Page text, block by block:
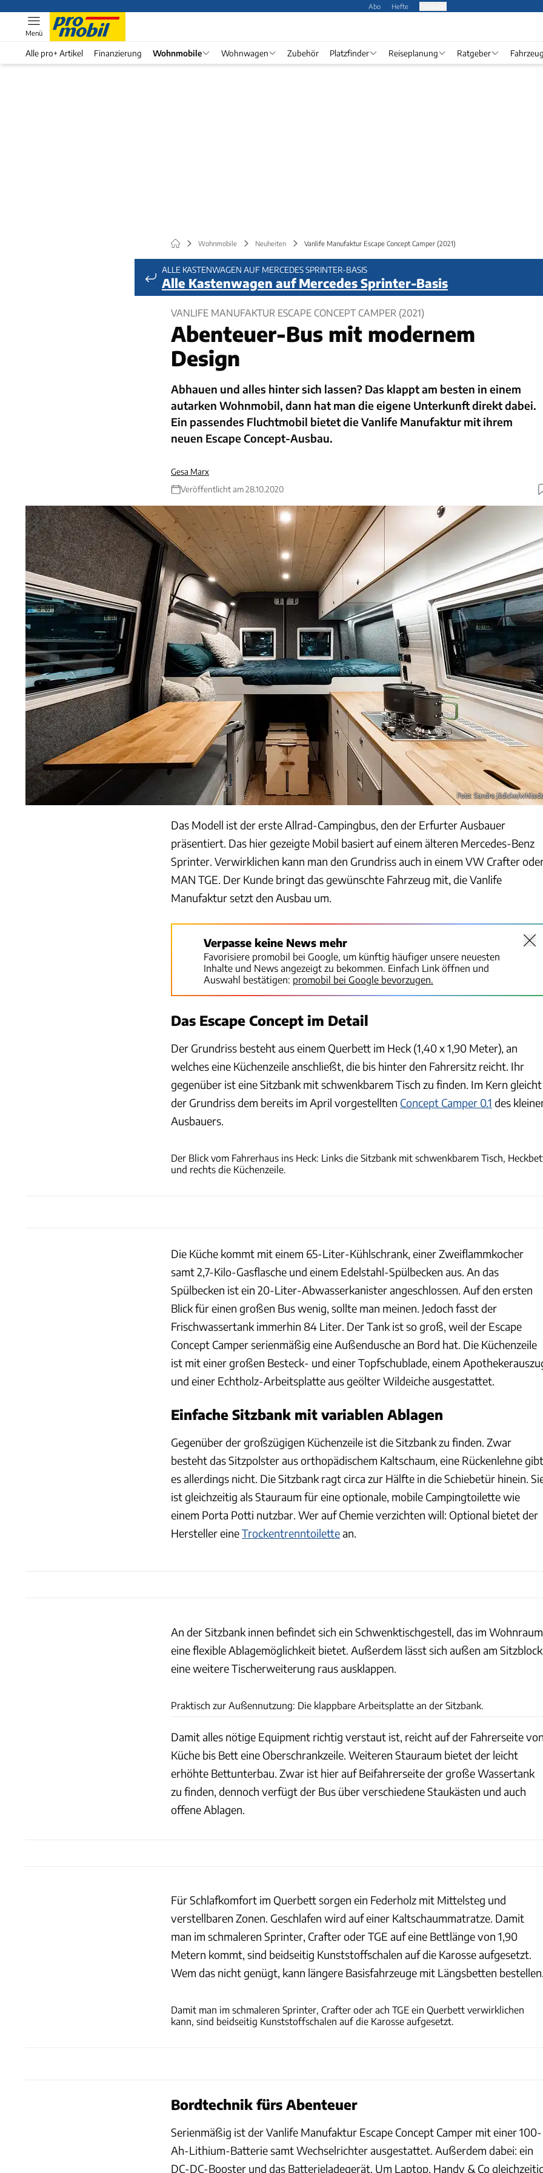
Abo Hefte
Menü
Alle pro+ Artikel Finanzierung Wohnmobile Wohnwagen Zubehör Platzfinder Reiseplanung Ratgeber
Wohnmobile Neuheiten Vanlife Manufaktur Escape Concept Camper (2021)
ALLE KASTENWAGEN AUF MERCEDES SPRINTER-BASIS
Alle Kastenwagen auf Mercedes Sprinter-Basis
VANLIFE MANUFAKTUR ESCAPE CONCEPT CAMPER (2021)
Abenteuer-Bus mit modernem
Design
Abhauen und alles hinter sich lassen? Das klappt am besten in einem
autarken Wohnmobil, dann hat man die eigene Unterkunft direkt dabei.
Ein passendes Fluchtmobil bietet die Vanlife Manufaktur mit ihrem
neuen Escape Concept-Ausbau.
Gesa Marx
Veröffentlicht am 28.10.2020
Foto: Sandro Jödicke/
Das Modell ist der erste Allrad-Campingbus, den der Erfurter Ausbauer
präsentiert. Das hier gezeigte Mobil basiert auf einem älteren Mercedes-Benz
Sprinter. Verwirklichen kann man den Grundriss auch in einem VW Crafter
MAN TGE. Der Kunde bringt das gewünschte Fahrzeug mit, die Vanlife
Manufaktur setzt den Ausbau um.
Verpasse keine News mehr
Favorisiere promobil bei Google, um künftig häufiger unsere neuesten
Inhalte und News angezeigt zu bekommen. Einfach Link öffnen und
Auswahl bestätigen: promobil bei Google bevorzugen.
Das Escape Concept im Detail
Der Grundriss besteht aus einem Querbett im Heck (1,40 x 1,90 Meter), an
welches eine Küchenzeile anschließt, die bis hinter den Fahrersitz reicht. Ihr
gegenüber ist eine Sitzbank mit schwenkbarem Tisch zu finden. Im Kern gleicht
der Grundriss dem bereits im April vorgestellten Concept Camper 0.1 des
Ausbauers.
Der Blick vom Fahrerhaus ins Heck: Links die Sitzbank mit schwenkbarem Tisch,
und rechts die Küchenzeile.
Die Küche kommt mit einem 65-Liter-Kühlschrank, einer Zweiflammkocher
samt 2,7-Kilo-Gasflasche und einem Edelstahl-Spülbecken aus. An das
Spülbecken ist ein 20-Liter-Abwasserkanister angeschlossen. Auf den ersten
Blick für einen großen Bus wenig, sollte man meinen. Jedoch fasst der
Frischwassertank immerhin 84 Liter. Der Tank ist so groß, weil der Escape
Concept Camper serienmäßig eine Außendusche an Bord hat. Die Küchenzeile
ist mit einer großen Besteck- und einer Topfschublade, einem
und einer Echtholz-Arbeitsplatte aus geölter Wildeiche ausgestattet.
Einfache Sitzbank mit variablen Ablagen
Gegenüber der großzügigen Küchenzeile ist die Sitzbank zu finden. Zwar
besteht das Sitzpolster aus orthopädischem Kaltschaum, eine Rückenlehne gibt
es allerdings nicht. Die Sitzbank ragt circa zur Hälfte in die Schiebetür hinein.
ist gleichzeitig als Stauraum für eine optionale, mobile Campingtoilette wie
einem Porta Potti nutzbar. Wer auf Chemie verzichten will: Optional bietet der
Hersteller eineTrockentrenntoilettean.
An der Sitzbank innen befindet sich ein Schwenktischgestell, das im Wohnraum
eine flexible Ablagemöglichkeit bietet. Außerdem lässt sich außen am Sitzblock
eine weitere Tischerweiterung raus ausklappen.
Praktisch zur Außennutzung: Die klappbare Arbeitsplatte an der Sitzbank.
Damit alles nötige Equipment richtig verstaut ist, reicht auf der Fahrerseite
Küche bis Bett eine Oberschrankzeile. Weiteren Stauraum bietet der leicht
erhöhte Bettunterbau. Zwar ist hier auf Beifahrerseite der große Wassertank
zu finden, dennoch verfügt der Bus über verschiedene Staukästen und auch
offene Ablagen.
Für Schlafkomfort im Querbett sorgen ein Federholz mit Mittelsteg und
verstellbaren Zonen. Geschlafen wird auf einer Kaltschaummatratze. Damit
man im schmaleren Sprinter, Crafter oder TGE auf eine Bettlänge von 1,90
Metern kommt, sind beidseitig Kunststoffschalen auf die Karosse aufgesetzt.
Wem das nicht genügt, kann längere Basisfahrzeuge mit Längsbetten
Damit man im schmaleren Sprinter, Crafter oder ach TGE ein Querbett verwirklichen
kann, sind beidseitig Kunststoffschalen auf die Karosse aufgesetzt.
Bordtechnik fürs Abenteuer
Serienmäßig ist der Vanlife Manufaktur Escape Concept Camper mit einer 100-
Ah-Lithium-Batterie samt Wechselrichter ausgestattet. Außerdem dabei: ein
DC-DC-Booster und das Batterieladegerät. Um Laptop, Handy & Co